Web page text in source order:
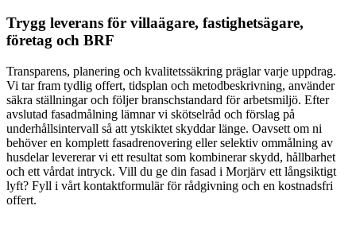
Trygg leverans för villaägare, fastighetsägare,
företag och BRF
Transparens, planering och kvalitetssäkring präglar varje uppdrag.
Vi tar fram tydlig offert, tidsplan och metodbeskrivning, använder
säkra ställningar och följer branschstandard för arbetsmiljö. Efter
avslutad fasadmålning lämnar vi skötselråd och förslag på
underhållsintervall så att ytskiktet skyddar länge. Oavsett om ni
behöver en komplett fasadrenovering eller selektiv ommålning av
husdelar levererar vi ett resultat som kombinerar skydd, hållbarhet
och ett vårdat intryck. Vill du ge din fasad i Morjärv ett långsiktigt
lyft? Fyll i vårt kontaktformulär för rådgivning och en kostnadsfri
offert.